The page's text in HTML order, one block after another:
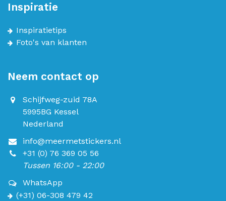
Inspiratie
Inspiratietips
Foto's van klanten
Neem contact op
Schijfweg-zuid 78A
5995BG Kessel
Nederland
info@meermetstickers.nl
+31 (0) 76 369 05 56
Tussen 16:00 - 22:00
WhatsApp
(+31) 06-308 479 42